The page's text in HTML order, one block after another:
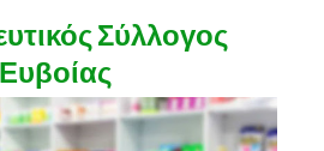
Σύλλογος
Ευβοίας